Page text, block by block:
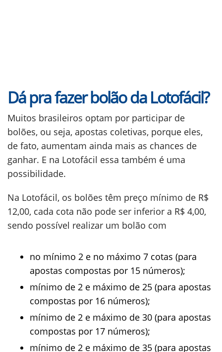
Dá pra fazer bolão da Lotofácil?
Muitos brasileiros optam por participar de
bolões, ou seja, apostas coletivas, porque eles,
de fato, aumentam ainda mais as chances de
ganhar. E na Lotofácil essa também é uma
possibilidade.
Na Lotofácil, os bolões têm preço mínimo de R$
12,00, cada cota não pode ser inferior a R$ 4,00,
sendo possível realizar um bolão com
no mínimo 2 e no máximo 7 cotas (para
apostas compostas por 15 números);
mínimo de 2 e máximo de 25 (para apostas
compostas por 16 números);
mínimo de 2 e máximo de 30 (para apostas
compostas por 17 números);
mínimo de 2 e máximo de 35 (para apostas